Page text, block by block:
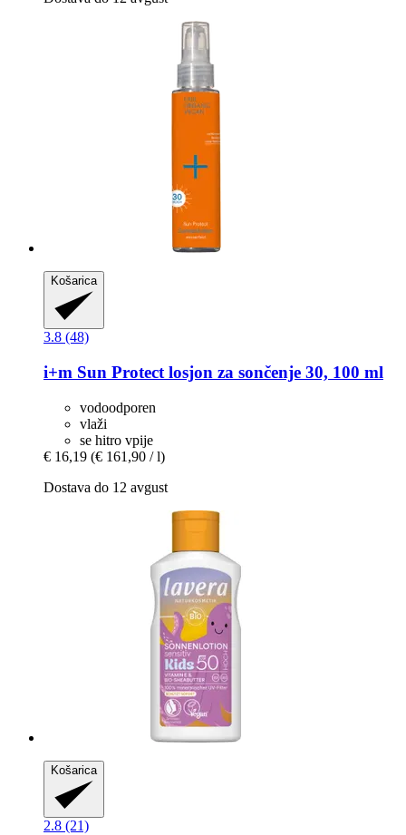
Košarica
3.8 (48)
i+m Sun Protect losjon za sončenje 30, 100 ml
vodoodporen
vlaži
se hitro vpije
€ 16,19 (€ 161,90 / l)
Dostava do 12 avgust
Košarica
2.8 (21)